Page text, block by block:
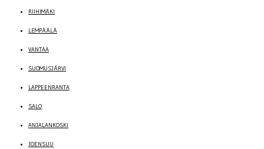
RIIHIMÄKI
LEMPÄÄLÄ
VANTAA
SUOMUSJÄRVI
LAPPEENRANTA
SALO
ANJALANKOSKI
JOENSUU